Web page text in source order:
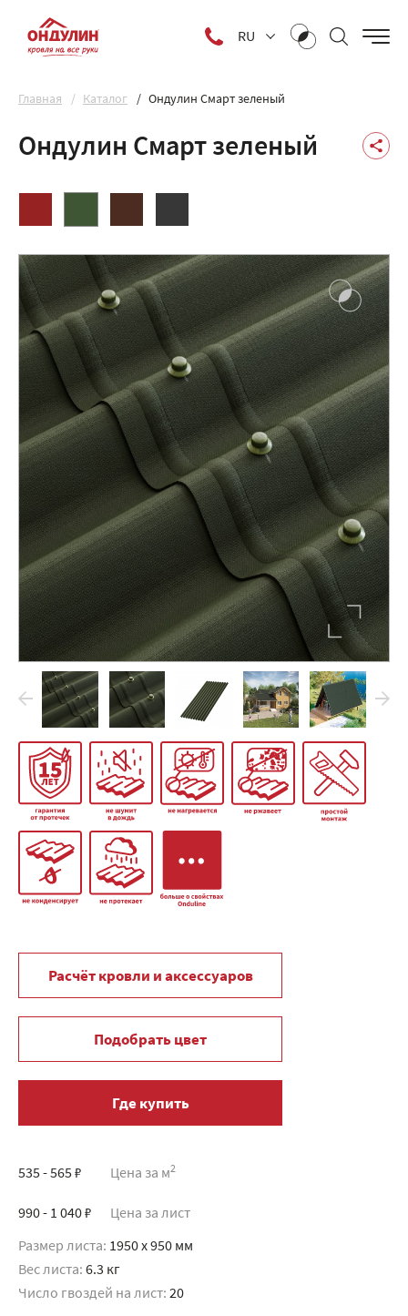
RU
Главная Каталог Ондулин Смарт зеленый
Ондулин Смарт зеленый
Расчёт кровли и аксессуаров
Подобрать цвет
Где купить
535 - 565 ₽ Цена за м2
990 - 1 040 ₽ Цена за лист
Размер листа: 1950 x 950 мм
Вес листа: 6.3 кг
Число гвоздей на лист: 20